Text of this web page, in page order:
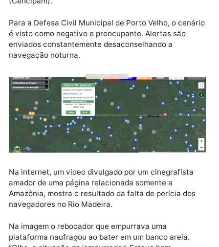
Nesta sexta-feira, (09), o manancial rondoniense
marcou volta das 14h15, 1,78 metro, são 15 metros
acima do seu pior nível já registrado nesta época
Sistema Integrado de Monitoramento e Alerta Hidro
meteorológico, setor ligado ao Centro Gestor e
Operacional do Sistema de Proteção da Amazônia
(Cencipam).
Para a Defesa Civil Municipal de Porto Velho, o
é visto como negativo e preocupante. Alertas são
enviados constantemente desaconselhando a
navegação noturna.